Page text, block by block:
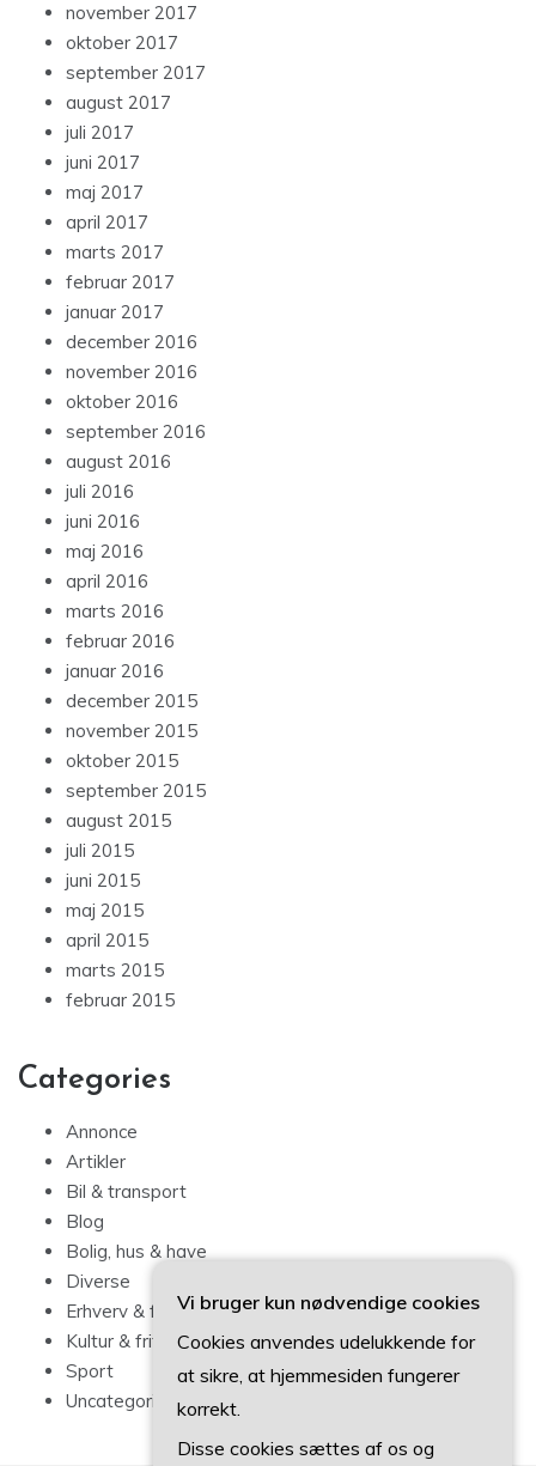
november 2017
oktober 2017
september 2017
august 2017
juli 2017
juni 2017
maj 2017
april 2017
marts 2017
februar 2017
januar 2017
december 2016
november 2016
oktober 2016
september 2016
august 2016
juli 2016
juni 2016
maj 2016
april 2016
marts 2016
februar 2016
januar 2016
december 2015
november 2015
oktober 2015
september 2015
august 2015
juli 2015
juni 2015
maj 2015
april 2015
marts 2015
februar 2015
Categories
Annonce
Artikler
Bil & transport
Blog
Bolig, hus & have
Diverse
Erhverv & forbrug
Kultur & fritid
Sport
Uncategorized
Vi bruger kun nødvendige cookies
Cookies anvendes udelukkende for
at sikre, at hjemmesiden fungerer
korrekt.
Disse cookies sættes af os og